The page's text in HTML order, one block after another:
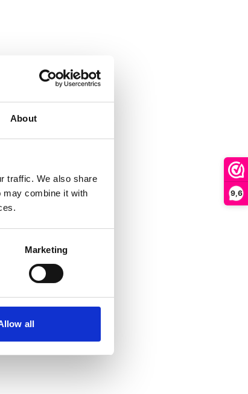
About
traffic. We also share
may combine it with
Marketing
all
9,6